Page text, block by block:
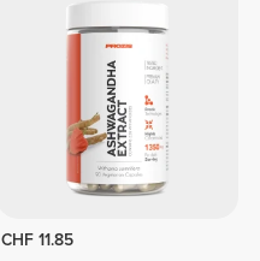
CHF 11.85